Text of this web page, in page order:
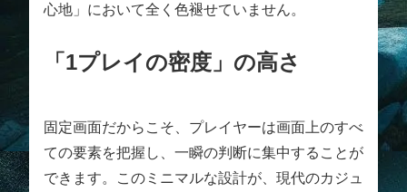
心地」において全く色褪せていません。
「1プレイの密度」の高さ
固定画面だからこそ、プレイヤーは画面上のすべ
ての要素を把握し、一瞬の判断に集中することが
できます。このミニマルな設計が、現代のカジュ